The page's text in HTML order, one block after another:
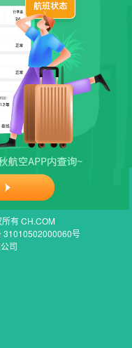
有 CH.COM
31010502000060号
司